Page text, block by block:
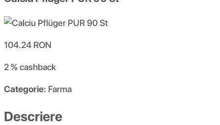
104.24 RON
2 %cashback
Categorie: Farma
Descriere